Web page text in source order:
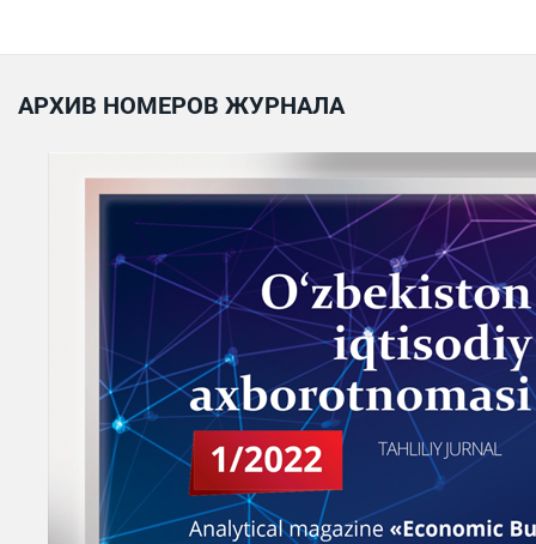
АРХИВ НОМЕРОВ ЖУРНАЛА